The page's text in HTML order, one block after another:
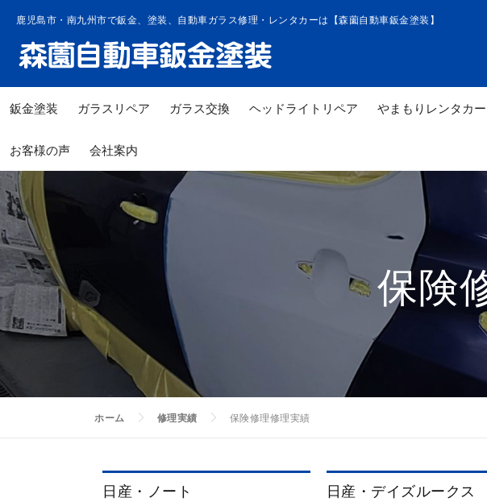
へ
キ
ッ
プ
鹿児島市・南九州市で鈑金、塗装、自動車ガラス修理・レンタカーは【森薗自動車鈑金塗装】
鈑金塗装 ガラスリペア ガラス交換 ヘッドライトリペア やまもりレンタカー
お客様の声 会社案内
保険
ホーム 修理実績 保険修理修理実績
日産・ノート 日産・デイズルークス